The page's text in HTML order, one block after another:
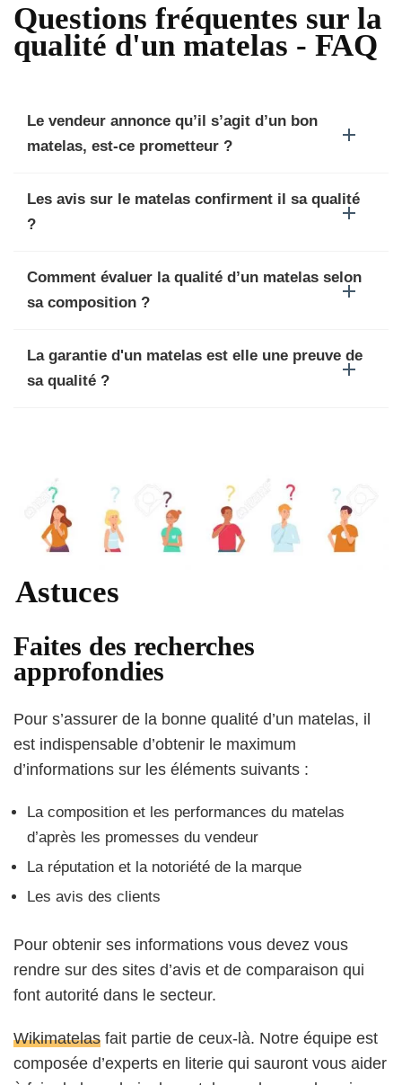
Questions fréquentes sur la
qualité d'un matelas - FAQ
Le vendeur annonce qu’il s’agit d’un bon
matelas, est-ce prometteur ?
Les avis sur le matelas confirment il sa qualité
?
Comment évaluer la qualité d’un matelas selon
sa composition ?
La garantie d'un matelas est elle une preuve de
sa qualité ?
Astuces
Faites des recherches
approfondies
Pour s’assurer de la bonne qualité d’un matelas, il
est indispensable d’obtenir le maximum
d’informations sur les éléments suivants :
La composition et les performances du matelas
d’après les promesses du vendeur
La réputation et la notoriété de la marque
Les avis des clients
Pour obtenir ses informations vous devez vous
rendre sur des sites d’avis et de comparaison qui
font autorité dans le secteur.
Wikimatelas fait partie de ceux-là. Notre équipe est
composée d’experts en literie qui sauront vous aider